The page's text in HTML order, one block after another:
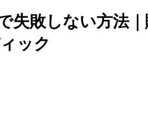
失敗しない方法
ック